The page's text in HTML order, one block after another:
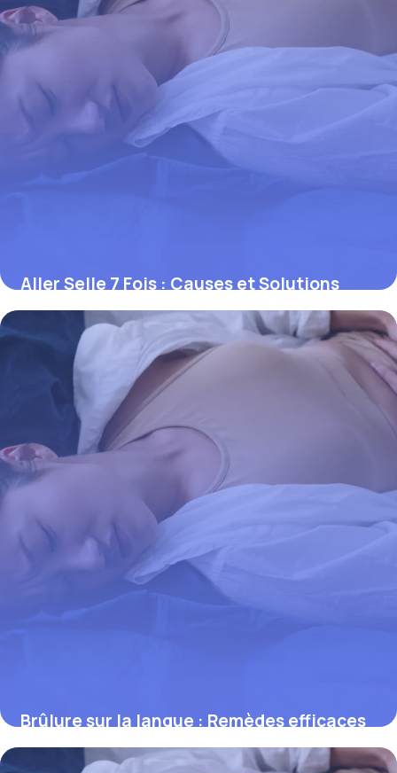
Aller Selle 7 Fois : Causes et Solutions
2026
3 juin 2026
Brûlure sur la langue : Remèdes efficaces
2 juin 2026